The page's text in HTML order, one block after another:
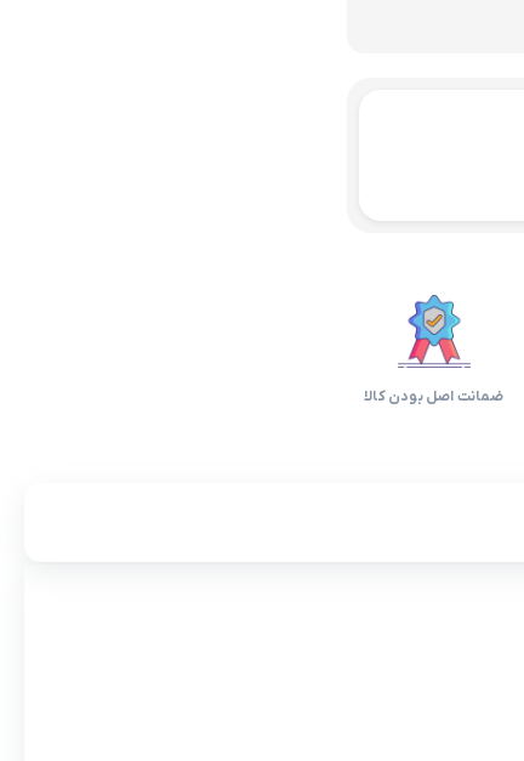
ضمانت اصل بودن کالا